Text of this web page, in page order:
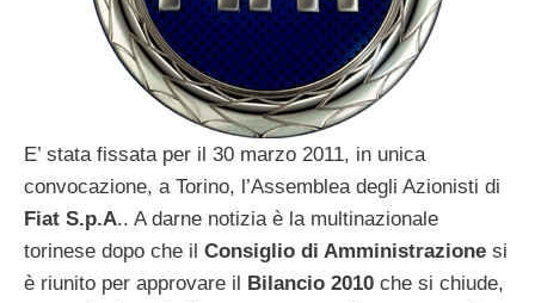
E’ stata fissata per il 30 marzo 2011, in unica
convocazione, a Torino, l’Assemblea degli Azionisti di
Fiat S.p.A.. A darne notizia è la multinazionale
torinese dopo che il Consiglio di Amministrazione si
è riunito per approvare il
Bilancio 2010 che si chiude,